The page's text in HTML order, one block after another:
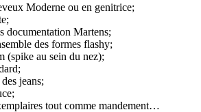
Moderne ou en genitrice;
documentation Martens;
des formes flashy;
(spike au sein du nez);
jeans;
tout comme mandement…